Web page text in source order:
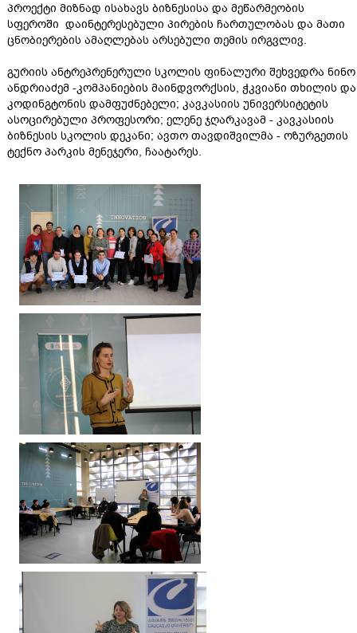
პროექტი მიზნად ისახავს ბიზნესისა და მეწარმეობის
სფეროში დაინტერესებული პირების ჩართულობას და მათი
ცნობიერების ამაღლებას არსებული თემის ირგვლივ.
გურიის ანტრეპრენერული სკოლის ფინალური შეხვედრა ნინო
ანდრიაძემ -კომპანიების მაინდვორქსის, ჭკვიანი თხილის და
კოდინგტონის დამფუძნებელი; კავკასიის უნივერსიტეტის
ასოცირებული პროფესორი; ელენე ჯღარკავამ - კავკასიის
ბიზნესის სკოლის დეკანი; ავთო თავდიშვილმა - ოზურგეთის
ტექნო პარკის მენეჯერი, ჩაატარეს.